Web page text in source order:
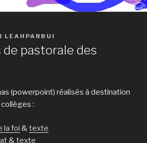
LEAHPARBUI
de pastorale des
(powerpoint) réalisés à destination
:
la foi &texte
&texte